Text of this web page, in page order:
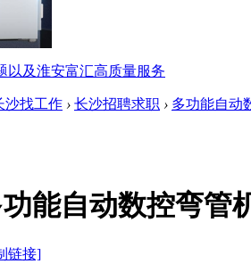
以及淮安富汇高质量服务
沙找工作 › 长沙招聘求职 › 多功能自动
能自动数控弯管
链接]